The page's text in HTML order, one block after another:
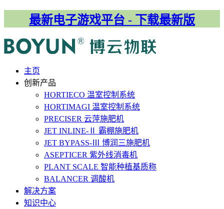
最新电子游戏平台 - 下载最新版
主⻚
创新产品
HORTIECO 温室控制系统
HORTIMAGI 温室控制系统
PRECISER 云萍施肥机
JET INLINE-Ⅱ 霸棚施肥机
JET BYPASS-Ⅲ 博润三施肥机
ASEPTICER 紫外线消毒机
PLANT SCALE 智能种植基质称
BALANCER 调酸机
解决⽅案
知识中心